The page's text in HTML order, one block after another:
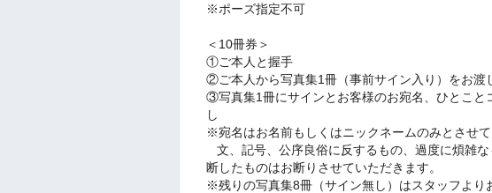
※ポーズ指定不可
＜10冊券＞
①ご本人と握手
②ご本人から写真集1冊（事前サイン入り）をお渡
③写真集1冊にサインとお客様のお宛名、ひとこと
し
※宛名はお名前もしくはニックネームのみとさせて
文、記号、公序良俗に反するもの、過度に煩雑
断したものはお断りさせていただきます。
※残りの写真集8冊（サイン無し）はスタッフより